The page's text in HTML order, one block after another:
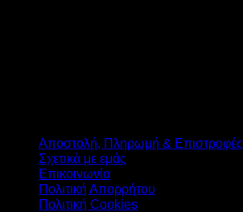
Αποστολή, Πληρωμή & Επιστροφές
Σχετικά με εμάς
Επικοινωνία
Πολιτική Απορρήτου
Πολιτική Cookies